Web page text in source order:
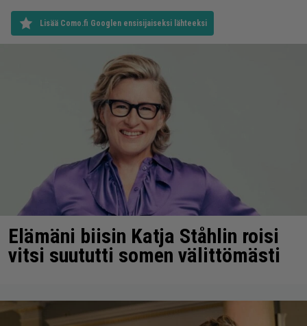
Lisää Como.fi Googlen ensisijaiseksi lähteeksi
Elämäni biisin Katja Ståhlin roisi
vitsi suututti somen välittömästi